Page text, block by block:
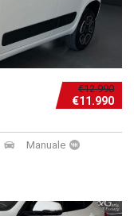
€12.990
€11.990
Manuale